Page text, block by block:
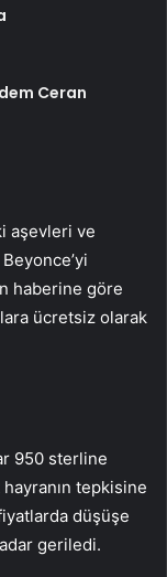
Ceran
aşevleri ve
haberine göre
ücretsiz olarak
950 sterline
tepkisine
düşüşe
geriledi.